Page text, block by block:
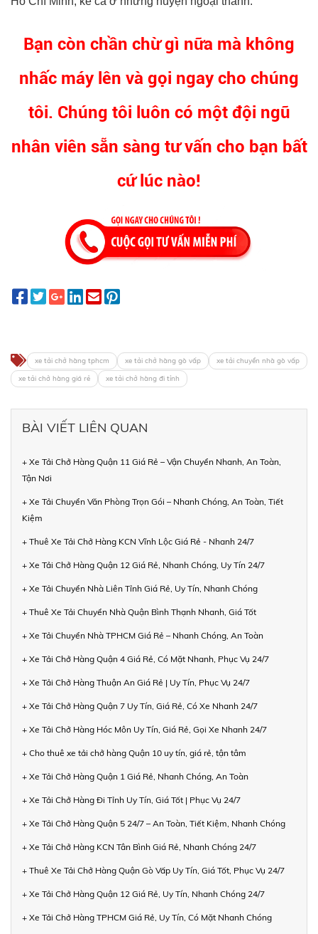
Bạn còn chần chừ gì nữa mà không
nhấc máy lên và gọi ngay cho chúng
tôi. Chúng tôi luôn có một đội ngũ
nhân viên sẵn sàng tư vấn cho bạn bất
cứ lúc nào!
xe tải chở hàng tphcm xe tải chở hàng gò vấp
xe tải chuyển nhà gò vấp
xe tải chở hàng giá rẻ
xe tải chở hàng đi tỉnh
BÀI VIẾT LIÊN QUAN
+ Xe Tải Chở Hàng Quận 11 Giá Rẻ – Vận Chuyển Nhanh, An Toàn,
Tận Nơi
+ Xe Tải Chuyển Văn Phòng Trọn Gói – Nhanh Chóng, An Toàn, Tiết
Kiệm
+ Thuê Xe Tải Chở Hàng KCN Vĩnh Lộc Giá Rẻ - Nhanh 24/7
+ Xe Tải Chở Hàng Quận 12 Giá Rẻ, Nhanh Chóng, Uy Tín 24/7
+ Xe Tải Chuyển Nhà Liên Tỉnh Giá Rẻ, Uy Tín, Nhanh Chóng
+ Thuê Xe Tải Chuyển Nhà Quận Bình Thạnh Nhanh, Giá Tốt
+ Xe Tải Chuyển Nhà TPHCM Giá Rẻ – Nhanh Chóng, An Toàn
+ Xe Tải Chở Hàng Quận 4 Giá Rẻ, Có Mặt Nhanh, Phục Vụ 24/7
+ Xe Tải Chở Hàng Thuận An Giá Rẻ | Uy Tín, Phục Vụ 24/7
+ Xe Tải Chở Hàng Quận 7 Uy Tín, Giá Rẻ, Có Xe Nhanh 24/7
+ Xe Tải Chở Hàng Hóc Môn Uy Tín, Giá Rẻ, Gọi Xe Nhanh 24/7
+ Cho thuê xe tải chở hàng Quận 10 uy tín, giá rẻ, tận tâm
+ Xe Tải Chở Hàng Quận 1 Giá Rẻ, Nhanh Chóng, An Toàn
+ Xe Tải Chở Hàng Đi Tỉnh Uy Tín, Giá Tốt | Phục Vụ 24/7
+ Xe Tải Chở Hàng Quận 5 24/7 – An Toàn, Tiết Kiệm, Nhanh Chóng
+ Xe Tải Chở Hàng KCN Tân Bình Giá Rẻ, Nhanh Chóng 24/7
+ Thuê Xe Tải Chở Hàng Quận Gò Vấp Uy Tín, Giá Tốt, Phục Vụ 24/7
+ Xe Tải Chở Hàng Quận 12 Giá Rẻ, Uy Tín, Nhanh Chóng 24/7
+ Xe Tải Chở Hàng TPHCM Giá Rẻ, Uy Tín, Có Mặt Nhanh Chóng